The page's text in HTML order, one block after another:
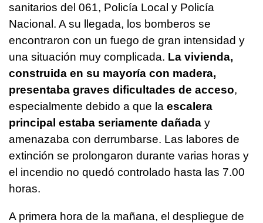
sanitarios del 061, Policía Local y Policía
Nacional. A su llegada, los bomberos se
encontraron con un fuego de gran intensidad y
una situación muy complicada. La vivienda,
construida en su mayoría con madera,
presentaba graves dificultades de acceso,
especialmente debido a que la escalera
principal estaba seriamente dañada y
amenazaba con derrumbarse. Las labores de
extinción se prolongaron durante varias horas y
el incendio no quedó controlado hasta las 7.00
horas.
A primera hora de la mañana, el despliegue de